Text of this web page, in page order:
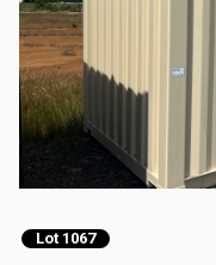
Lot 1067